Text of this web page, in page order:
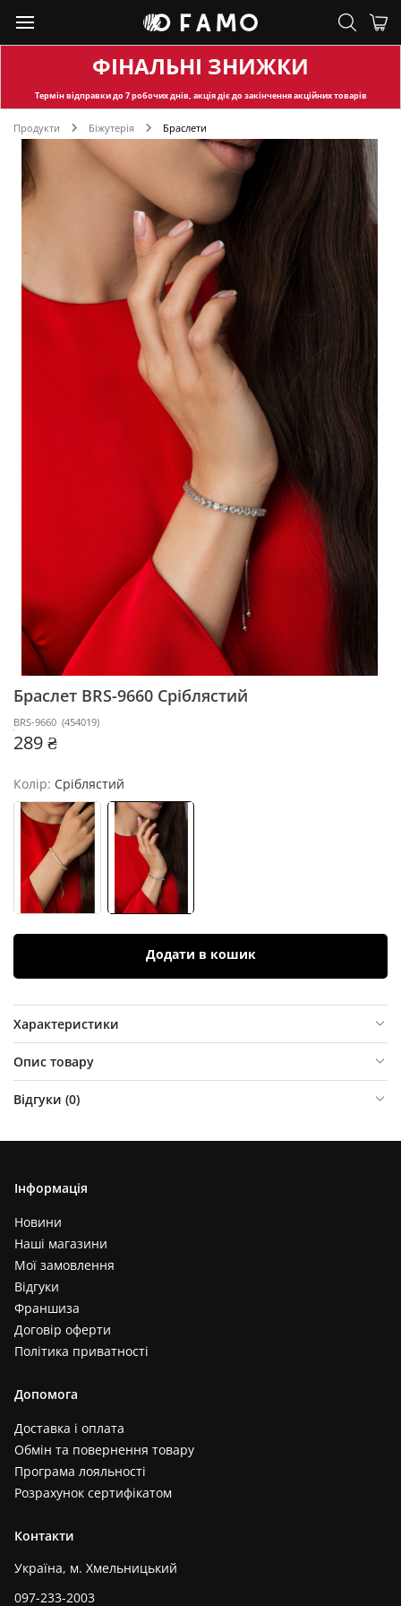
ФІНАЛЬНІ ЗНИЖКИ
Термін відправкидо 7 робочих днів, акція діє до закінчення акційних товарів
Продукти Біжутерія Браслети
Браслет BRS-9660 Сріблястий
BRS-9660 (454019)
289 ₴
Колір: Сріблястий
Додати в кошик
Характеристики
Опис товару
Відгуки (0)
Інформація
Новини
Наші магазини
Мої замовлення
Відгуки
Франшиза
Договір оферти
Політика приватності
Допомога
Доставка і оплата
Обмін та повернення товару
Програма лояльності
Розрахунок сертифікатом
Контакти
Україна, м. Хмельницький
097-233-2003